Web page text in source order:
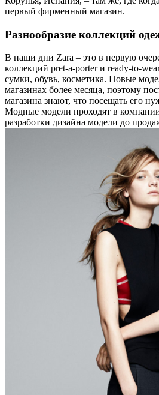
первый фирменный магазин.
Разнообразие коллекций
В наши дни Zara – это в первую
коллекций pret-a-porter и ready-to-
сумки, обувь, косметика. Новые
магазинах более месяца, поэтому
магазина знают, что посещать его
Модные модели проходят в
разработки дизайна модели до